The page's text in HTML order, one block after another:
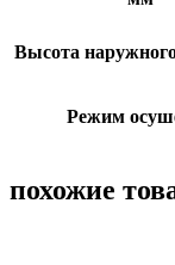
Высота
Режим
похожие